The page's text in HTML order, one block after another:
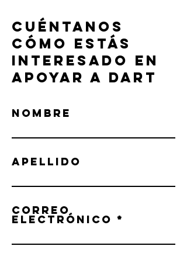
CUÉNTANOS
CÓMO ESTÁS
INTERESADO EN
APOYAR A DART
NOMBRE
APELLIDO
CORREO
ELECTRÓNICO